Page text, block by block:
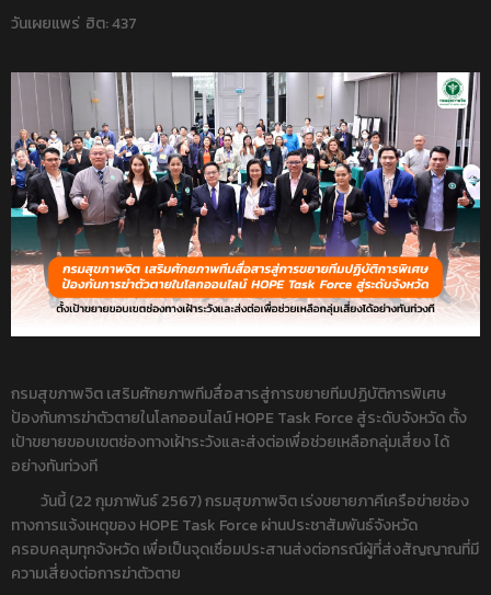
วันเผยแพร่ ฮิต: 437
กรมสุขภาพจิต เสริมศักยภาพทีมสื่อสารสู่การขยายทีมปฏิบัติการพิเศษ
ป้องกันการฆ่าตัวตายในโลกออนไลน์ HOPE Task Force สู่ระดับจังหวัด ตั้ง
เป้าขยายขอบเขตช่องทางเฝ้าระวังและส่งต่อเพื่อช่วยเหลือกลุ่มเสี่ยง ได้
อย่างทันท่วงที
วันนี้ (22 กุมภาพันธ์ 2567) กรมสุขภาพจิต เร่งขยายภาคีเครือข่ายช่อง
ทางการแจ้งเหตุของ HOPE Task Force ผ่านประชาสัมพันธ์จังหวัด
ครอบคลุมทุกจังหวัด เพื่อเป็นจุดเชื่อมประสานส่งต่อกรณีผู้ที่ส่งสัญญาณที่มี
ความเสี่ยงต่อการฆ่าตัวตาย